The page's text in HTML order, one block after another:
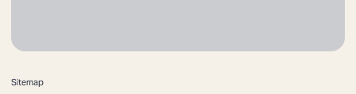
Sitemap